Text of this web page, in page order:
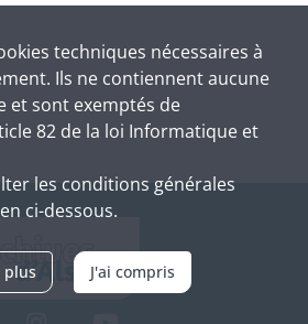
techniques nécessaires à
Ils ne contiennent aucune
et sont exemptés de
82 de la loi Informatique et
les conditions générales
ci-dessous.
plus J'ai compris